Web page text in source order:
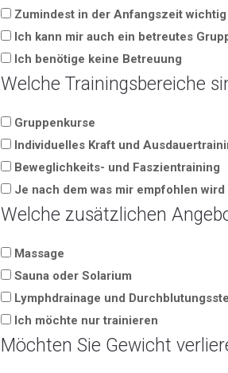
Zumindest in der Anfangszeit wichtig
Ich kann mir auch ein betreutes
Ich benötige keine Betreuung
Welche Trainingsbereiche
Gruppenkurse
Individuelles Kraft und
Beweglichkeits- und Faszientraining
Je nach dem was mir empfohlen wird
Welche zusätzlichen
Massage
Sauna oder Solarium
Lymphdrainage und
Ich möchte nur trainieren
Möchten Sie Gewicht